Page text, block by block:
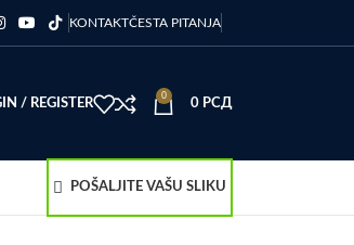
KONTAKTČESTA PITANJA
/ REGISTER
0
0 РСД
POŠALJITE VAŠU SLIKU